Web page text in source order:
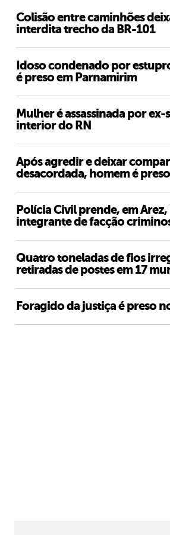
Colisão entre caminhões
interdita trecho da BR-101
Idoso condenado por
é preso em Parnamirim
Mulher é assassinada por
interior do RN
Após agredir e deixar
desacordada, homem é
Polícia Civil prende, em
integrante de facção
Quatro toneladas de fios
retiradas de postes em 17
Foragido da justiça é preso